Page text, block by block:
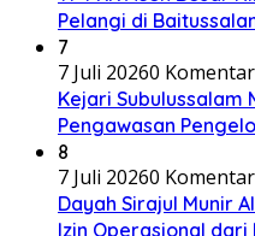
Pelangi di
7
7 Juli 20260 Komentar
Kejari Subulussalam
Pengawasan
8
7 Juli 20260 Komentar
Dayah Sirajul Munir
Izin Operasional dari